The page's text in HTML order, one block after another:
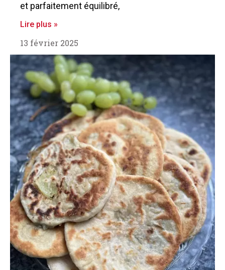
et parfaitement équilibré,
Lire plus »
13 février 2025